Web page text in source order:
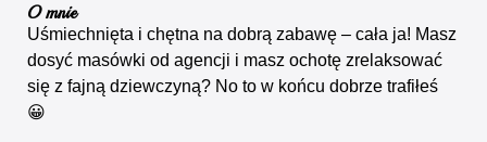
O mnie
Uśmiechnięta i chętna na dobrą zabawę – cała ja! Masz
dosyć masówki od agencji i masz ochotę zrelaksować
się z fajną dziewczyną? No to w końcu dobrze trafiłeś
😀